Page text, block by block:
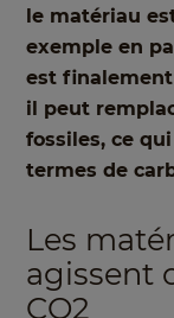
le matériau
exemple en
est
il peut
fossiles, ce
termes de
Les
agissent
CO2